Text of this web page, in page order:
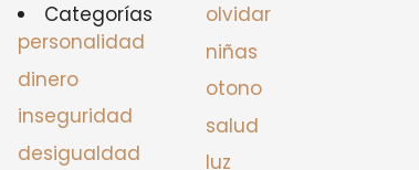
Categorías
personalidad
dinero
inseguridad
desigualdad
olvidar
niñas
otono
salud
luz